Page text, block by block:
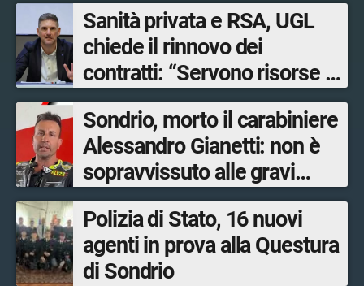
Sanità privata e RSA, UGL
chiede il rinnovo dei
contratti: “Servono risorse e
salari adeguati”
Sondrio, morto il carabiniere
Alessandro Gianetti: non è
sopravvissuto alle gravi
ustioni
Polizia di Stato, 16 nuovi
agenti in prova alla Questura
di Sondrio